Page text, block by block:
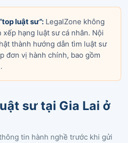
luật sư”: LegalZone không
hạng luật sư cá nhân. Nội
thành hướng dẫn tìm luật sư
đơn vị hành chính, bao gồm
sư tại Gia Lai ở
tin hành nghề trước khi gửi